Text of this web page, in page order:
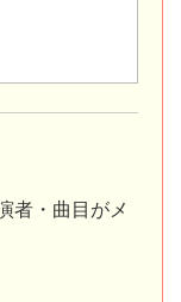
者・曲目がメ